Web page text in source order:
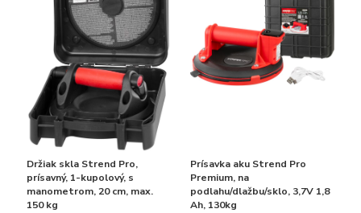
Držiak skla Strend Pro,
prísavný, 1-kupolový, s
manometrom, 20 cm, max.
150 kg
Prísavka aku Strend Pro
Premium, na
podlahu/dlažbu/sklo, 3,7V 1,8
Ah, 130kg